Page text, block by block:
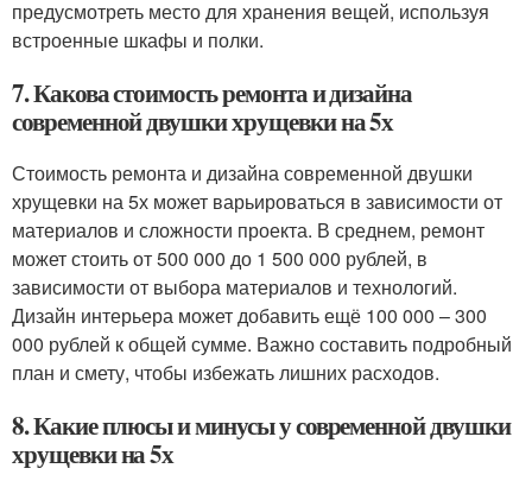
предусмотреть место для хранения вещей, используя
встроенные шкафы и полки.
7. Какова стоимость ремонта и дизайна
современной двушки хрущевки на 5х
Стоимость ремонта и дизайна современной двушки
хрущевки на 5х может варьироваться в зависимости от
материалов и сложности проекта. В среднем, ремонт
может стоить от 500 000 до 1 500 000 рублей, в
зависимости от выбора материалов и технологий.
Дизайн интерьера может добавить ещё 100 000 – 300
000 рублей к общей сумме. Важно составить подробный
план и смету, чтобы избежать лишних расходов.
8. Какие плюсы и минусы у современной двушки
хрущевки на 5х